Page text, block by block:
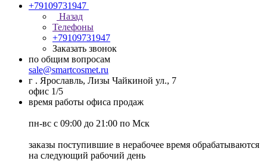
+79109731947
Назад
Телефоны
+79109731947
Заказать звонок
по общим вопросам
sale@smartcosmet.ru
г . Ярославль, Лизы Чайкиной ул., 7
офис 1/5
время работы офиса продаж
пн-вс с 09:00 до 21:00 по Мск
заказы поступившие в нерабочее время обрабатываются
на следующий рабочий день